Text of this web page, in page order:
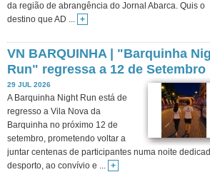
da região de abrangência do Jornal Abarca. Quis o
destino que AD ... +
VN BARQUINHA | "Barquinha
Run" regressa a 12 de Setembro
29 JUL 2026
A Barquinha Night Run está de
regresso a Vila Nova da
Barquinha no próximo 12 de
setembro, prometendo voltar a
juntar centenas de participantes numa noite
desporto, ao convívio e ... +